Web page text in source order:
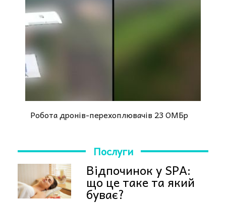
Робота дронів-перехоплювачів 23 ОМБр
Послуги
Відпочинок у SPA:
що це таке та який
буває?